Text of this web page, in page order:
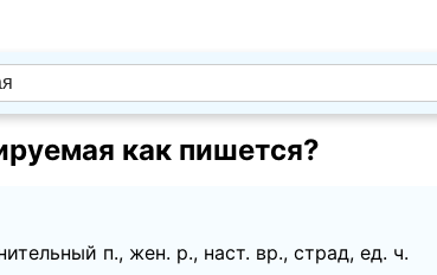
как пишется?
п., жен. p., наст. вр., страд, ед. ч.